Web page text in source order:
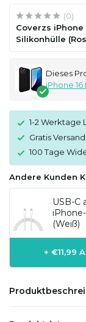
(0)
Coverzs iPhone
Silikonhülle
Dieses
iPhone 16
1-2 Werktage
Gratis
100 Tage
Andere Kunden
USB-C
(Weiß)
+ €11,99